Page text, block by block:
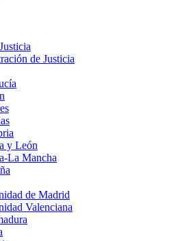
de Justicia
y León
La Mancha
de Madrid
Valenciana